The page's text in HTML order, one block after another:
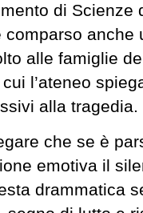
di Scienze
comparso anche
alle famiglie
l’ateneo
alla tragedia.
che se è
emotiva il
drammatica